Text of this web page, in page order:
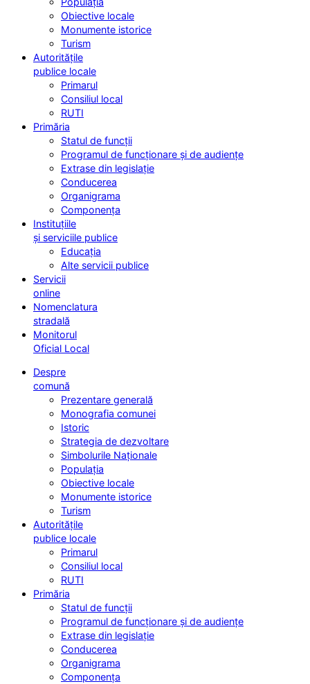
Obiective locale
Monumente istorice
Turism
Autoritățile
publice locale
Primarul
Consiliul local
RUTI
Primăria
Statul de funcții
Programul de funcționare și de audiențe
Extrase din legislație
Conducerea
Organigrama
Componența
Instituțiile
și serviciile publice
Educația
Alte servicii publice
Servicii
online
Nomenclatura
stradală
Monitorul
Oficial Local
Despre
comună
Prezentare generală
Monografia comunei
Istoric
Strategia de dezvoltare
Simbolurile Naționale
Populația
Obiective locale
Monumente istorice
Turism
Autoritățile
publice locale
Primarul
Consiliul local
RUTI
Primăria
Statul de funcții
Programul de funcționare și de audiențe
Extrase din legislație
Conducerea
Organigrama
Componența